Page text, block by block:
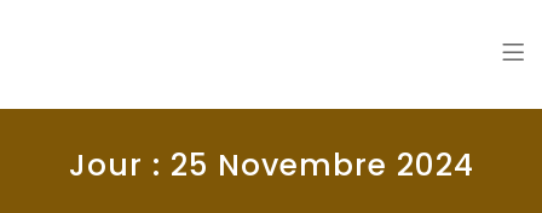
Jour : 25 Novembre 2024